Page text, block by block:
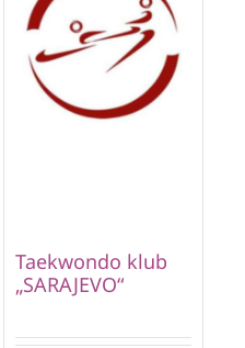
Taekwondo klub
„SARAJEVO“